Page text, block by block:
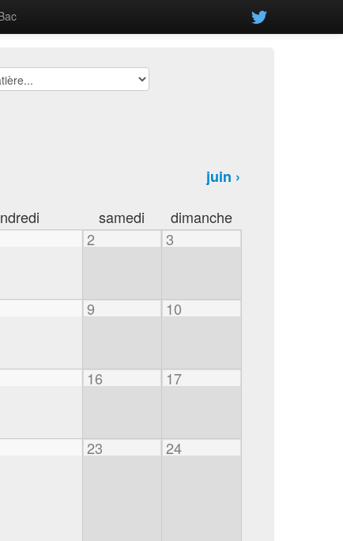
juin ›
samedi
dimanche
2 3
9 10
16 17
23 24